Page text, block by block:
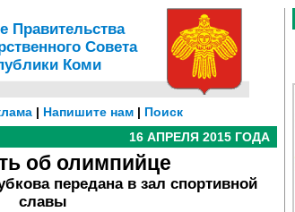
Правительства
Совета
Коми
| Напишите нам| Поиск
16 АПРЕЛЯ 2015 ГОДА
об олимпийце
передана в зал спортивной
славы